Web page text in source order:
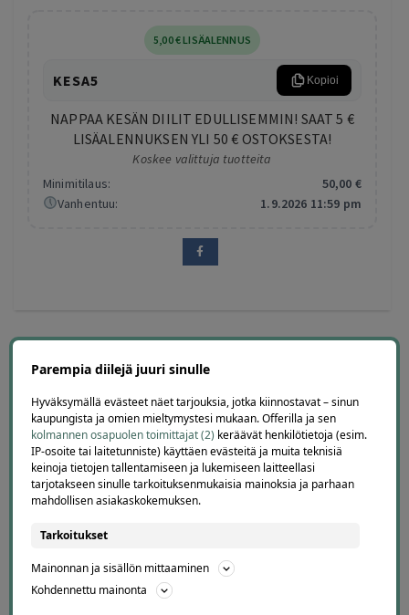
5,00€LISÄALENNUS
KESA5 Kopioi
NAPPAA KESÄN DIILIT EDULLISEMMIN! SAAT 5 €
LISÄALENNUKSEN YLI 50 € OSTOKSESTA!
Koskee valittuja tuotteita
Minimitilaus:
50,00 €
Vanhentuu:
1.9.2026 11:59 pm
25 diiliäostettu
Offerillaajien arvosteluja
4678
Parempia diilejä juuri sinulle
Hyväksymällä evästeet näet tarjouksia, jotka kiinnostavat – sinun
kaupungista ja omien mieltymystesi mukaan. Offerilla ja sen
kolmannen osapuolen toimittajat (2) keräävät henkilötietoja (esim.
IP-osoite tai laitetunniste) käyttäen evästeitä ja muita teknisiä
keinoja tietojen tallentamiseen ja lukemiseen laitteellasi
tarjotakseen sinulle tarkoituksenmukaisia mainoksia ja parhaan
mahdollisen asiakaskokemuksen.
Tarkoitukset
Mainonnan ja sisällön mittaaminen
Kohdennettu mainonta